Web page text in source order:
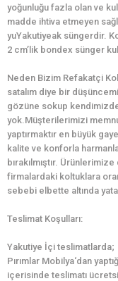
yoğunluğu fazla olan ve
madde ihtiva etmeyen
yuYakutiyeak süngerdir.
2 cm’lik bondex sünger
Neden Bizim Refakatçi
satalım diye bir
gözüne sokup
yok.Müşterilerimizi
yaptırmaktır en büyük
kalite ve konforla
bırakılmıştır.
firmalardaki koltuklara
sebebi elbette altında
Teslimat Koşulları:
Yakutiye İçi teslimatlarda;
Pırımlar Mobilya‘dan
içerisinde teslimatı